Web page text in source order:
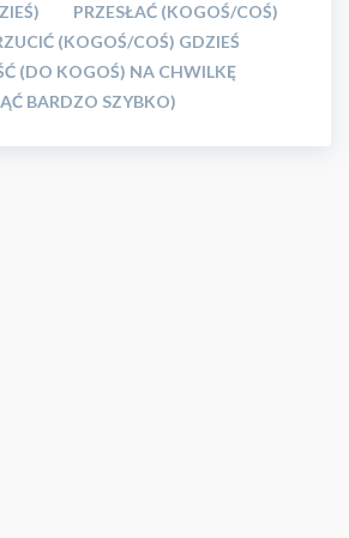
PRZESŁAĆ (KOGOŚ/COŚ)
(KOGOŚ/COŚ) GDZIEŚ
(DO KOGOŚ) NA CHWILKĘ
BARDZO SZYBKO)